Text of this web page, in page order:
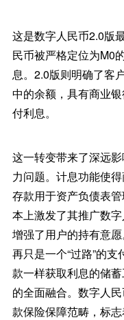
这是数字人民币2.0版
民币被严格定位为M0
息。2.0版则明确了客
中的余额，具有商业
付利息。
这一转变带来了深远
力问题。计息功能使
存款用于资产负债表
本上激发了其推广数
增强了用户的持有意
再只是一个“过路”的
款一样获取利息的储
的全面融合。数字人
款保险保障范畴，标